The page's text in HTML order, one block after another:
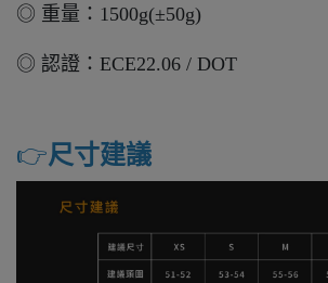
◎ 重量：1500g(±50g)
◎ 認證：ECE22.06 / DOT
👉️尺寸建議